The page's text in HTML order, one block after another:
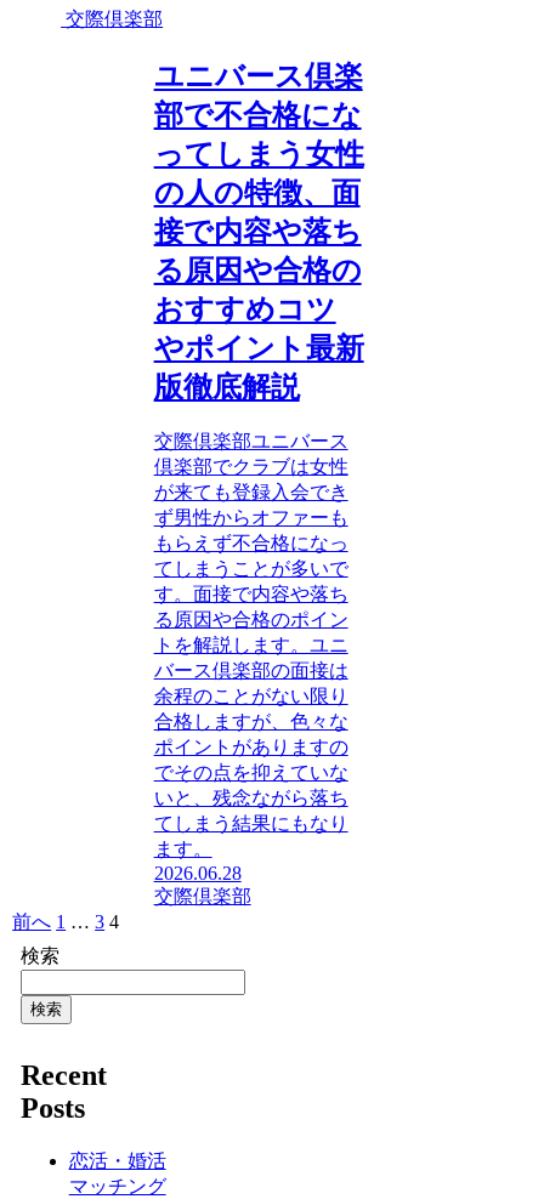
交際倶楽部
ユニバース倶楽
部で不合格にな
ってしまう女性
の人の特徴、面
接で内容や落ち
る原因や合格の
おすすめコツ
やポイント最新
版徹底解説
交際倶楽部ユニバース
倶楽部でクラブは女性
が来ても登録入会でき
ず男性からオファーも
もらえず不合格になっ
てしまうことが多いで
す。面接で内容や落ち
る原因や合格のポイン
トを解説します。ユニ
バース倶楽部の面接は
余程のことがない限り
合格しますが、色々な
ポイントがありますの
でその点を抑えていな
いと、残念ながら落ち
てしまう結果にもなり
ます。
2026.06.28
交際倶楽部
前へ 1 … 3 4
検索
検索
Recent
Posts
恋活・婚活
マッチング